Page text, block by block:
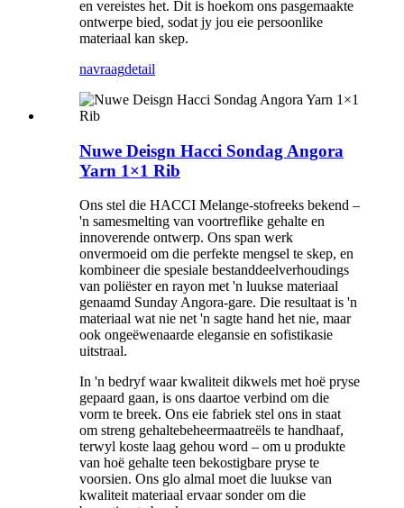
en vereistes het. Dit is hoekom ons pasgemaakte
ontwerpe bied, sodat jy jou eie persoonlike
materiaal kan skep.
navraagdetail
Nuwe Deisgn Hacci Sondag Angora
Yarn 1×1 Rib
Ons stel die HACCI Melange-stofreeks bekend –
'n samesmelting van voortreflike gehalte en
innoverende ontwerp. Ons span werk
onvermoeid om die perfekte mengsel te skep, en
kombineer die spesiale bestanddeelverhoudings
van poliëster en rayon met 'n luukse materiaal
genaamd Sunday Angora-gare. Die resultaat is 'n
materiaal wat nie net 'n sagte hand het nie, maar
ook ongeëwenaarde elegansie en sofistikasie
uitstraal.
In 'n bedryf waar kwaliteit dikwels met hoë pryse
gepaard gaan, is ons daartoe verbind om die
vorm te breek. Ons eie fabriek stel ons in staat
om streng gehaltebeheermaatreëls te handhaaf,
terwyl koste laag gehou word – om u produkte
van hoë gehalte teen bekostigbare pryse te
voorsien. Ons glo almal moet die luukse van
kwaliteit materiaal ervaar sonder om die